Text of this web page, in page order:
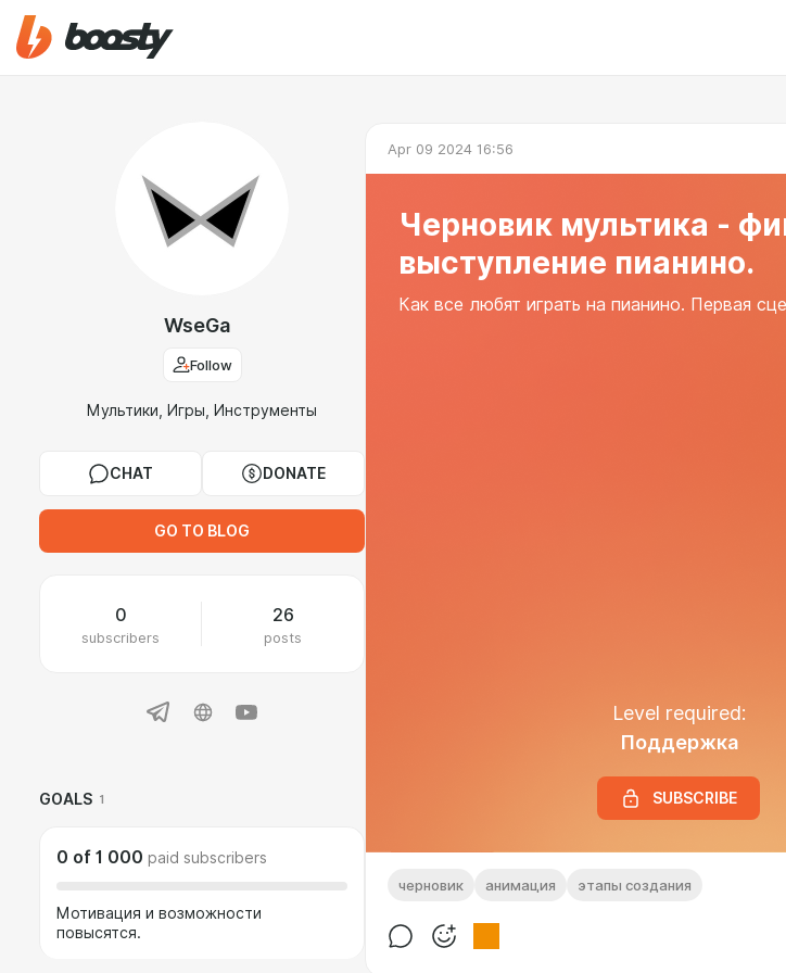
WseGa
Follow
Мультики, Игры, Инструменты
CHAT DONATE
GO TO BLOG
0
subscribers
26
posts
GOALS 1
0 of 1 000 paid subscribers
Мотивация и возможности
повысятся.
Apr 09 2024 16:56
Черновик мультика -
выступление пианино.
Как все любят играть на пианино. Первая
Level required:
Поддержка
SUBSCRIBE
черновик анимация этапы создания